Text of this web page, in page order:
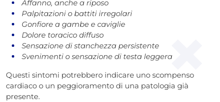
Affanno, anche a riposo
Palpitazioni o battiti irregolari
Gonfiore a gambe e caviglie
Dolore toracico diffuso
Sensazione di stanchezza persistente
Svenimenti o sensazione di testa leggera
Questi sintomi potrebbero indicare uno scompenso
cardiaco o un peggioramento di una patologia già
presente.